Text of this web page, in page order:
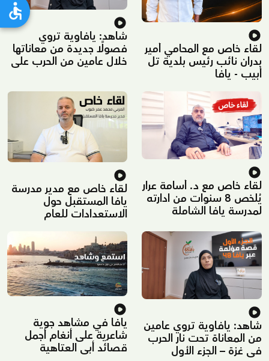
لقاء خاص مع المحامي أمير
بدران نائب رئيس بلدية تل
أبيب - يافا
شاهد: يافاوية تروي
فصولًا جديدة من معاناتها
خلال عامين من الحرب على
لقاء خاص مع د. أسامة عرار
يُلخص 8 سنوات من ادارته
لمدرسة يافا الشاملة
لقاء خاص مع مدير مدرسة
يافا المستقبل حول
الاستعدادات للعام
الدراسي الجديد
شاهد: يافاوية تروي عامين
من المعاناة تحت نار الحرب
في غزة – الجزء الأول
يافا في مشاهد جوية
شاعرية على أنغام أجمل
قصائد أبي العتاهية